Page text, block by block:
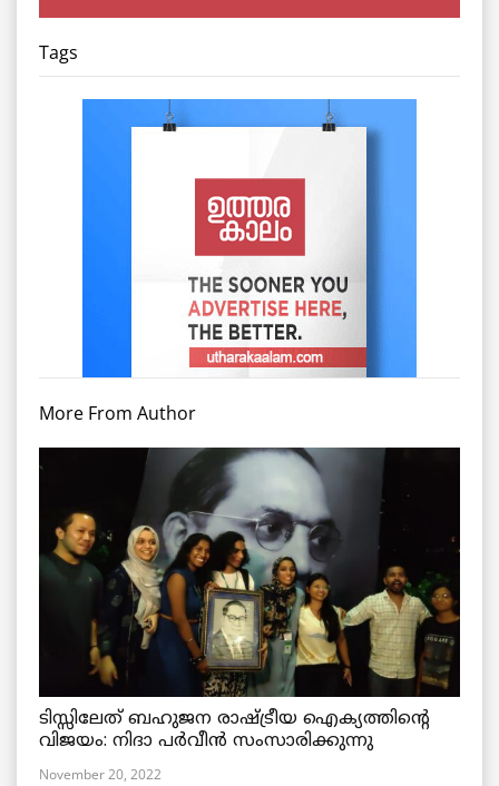
Tags
More From Author
ടിസ്സിലേത് ബഹുജന രാഷ്ട്രീയ ഐക്യത്തിന്റെ
വിജയം: നിദാ പർവീൻ സംസാരിക്കുന്നു
November 20, 2022